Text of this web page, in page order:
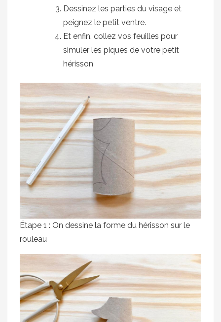
Dessinez les parties du visage et
peignez le petit ventre.
Et enfin, collez vos feuilles pour
simuler les piques de votre petit
hérisson
Étape 1 : On dessine la forme du hérisson sur le
rouleau